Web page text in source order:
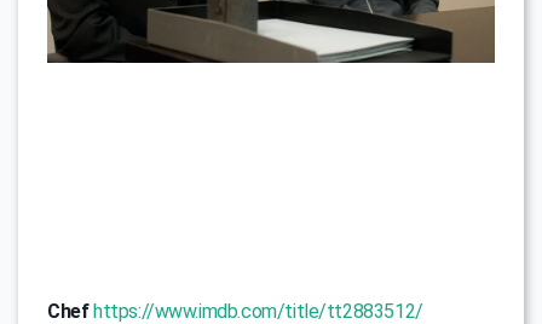
Chefhttps://www.imdb.com/title/tt2883512/